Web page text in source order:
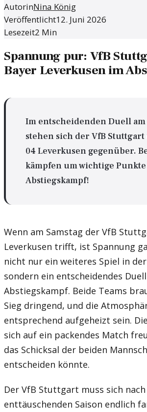
AutorinNina König
Veröffentlicht12. Juni 2026
Lesezeit2 Min
Spannung pur: VfB
Bayer Leverkusen im
Im entscheidenden Duell am
stehen sich der VfB Stuttgart
04 Leverkusen gegenüber.
kämpfen um wichtige
Abstiegskampf!
Wenn am Samstag der VfB
Leverkusen trifft, ist Spannung
nicht nur ein weiteres Spiel in
sondern ein entscheidendes
Abstiegskampf. Beide Teams
Sieg dringend, und die
entsprechend aufgeheizt sein.
sich auf ein packendes Match
das Schicksal der beiden
entscheiden könnte.
Der VfB Stuttgart muss sich
enttäuschenden Saison endlich